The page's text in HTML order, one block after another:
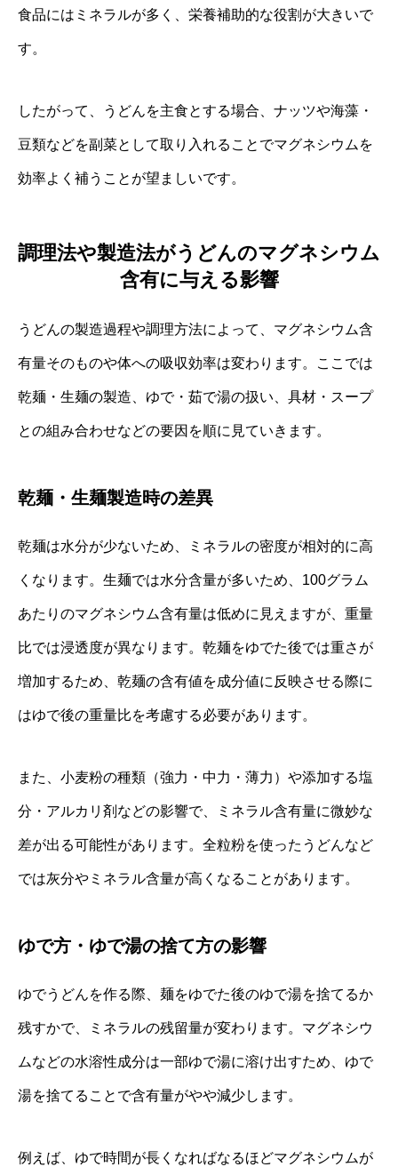
食品にはミネラルが多く、栄養補助的な役割が大きいで
す。
したがって、うどんを主食とする場合、ナッツや海藻・
豆類などを副菜として取り入れることでマグネシウムを
効率よく補うことが望ましいです。
調理法や製造法がうどんのマグネシウム
含有に与える影響
うどんの製造過程や調理方法によって、マグネシウム含
有量そのものや体への吸収効率は変わります。ここでは
乾麺・生麺の製造、ゆで・茹で湯の扱い、具材・スープ
との組み合わせなどの要因を順に見ていきます。
乾麺・生麺製造時の差異
乾麺は水分が少ないため、ミネラルの密度が相対的に高
くなります。生麺では水分含量が多いため、100グラム
あたりのマグネシウム含有量は低めに見えますが、重量
比では浸透度が異なります。乾麺をゆでた後では重さが
増加するため、乾麺の含有値を成分値に反映させる際に
はゆで後の重量比を考慮する必要があります。
また、小麦粉の種類（強力・中力・薄力）や添加する塩
分・アルカリ剤などの影響で、ミネラル含有量に微妙な
差が出る可能性があります。全粒粉を使ったうどんなど
では灰分やミネラル含量が高くなることがあります。
ゆで方・ゆで湯の捨て方の影響
ゆでうどんを作る際、麺をゆでた後のゆで湯を捨てるか
残すかで、ミネラルの残留量が変わります。マグネシウ
ムなどの水溶性成分は一部ゆで湯に溶け出すため、ゆで
湯を捨てることで含有量がやや減少します。
例えば、ゆで時間が長くなればなるほどマグネシウムが